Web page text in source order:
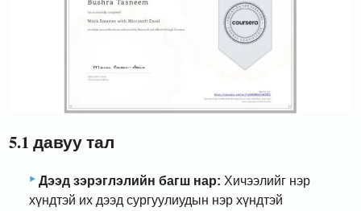
5.1 давуу тал
Дээд зэрэглэлийн багш нар: Хичээлийг нэр
хүндтэй их дээд сургуулиудын нэр хүндтэй